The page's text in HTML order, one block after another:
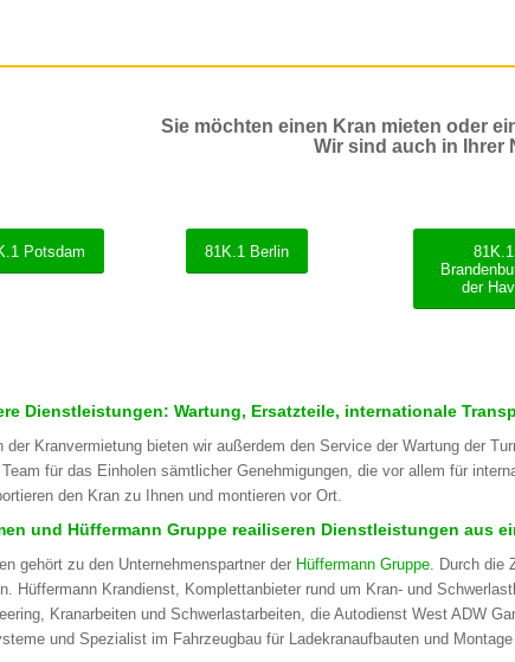
Sie möchten einen Kran mieten oder
Wir sind auch in Ihrer
Potsdam 81K.1 Berlin
81K.1
der
Dienstleistungen: Wartung, Ersatzteile, internationale
der Kranvermietung bieten wir außerdem den Service der Wartung der
für das Einholen sämtlicher Genehmigungen, die vor allem für
den Kran zu Ihnen und montieren vor Ort.
und Hüffermann Gruppe reailiseren Dienstleistungen aus
gehört zu den Unternehmenspartner der Hüffermann Gruppe. Durch die
Hüffermann Krandienst, Komplettanbieter rund um Kran- und
Kranarbeiten und Schwerlastarbeiten, die Autodienst West ADW
und Spezialist im Fahrzeugbau für Ladekranaufbauten und